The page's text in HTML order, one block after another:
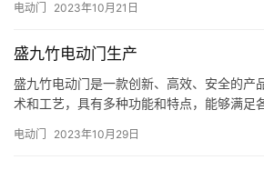
之相关的话题，为读者提供更全面的了解。
面： 1.尺寸：电动门伸缩门的尺寸是确定报
般来说…
电动门 2023年10月21日
盛九竹电动门生产
盛九竹电动门是一款创新、高效、安全的产
术和工艺，具有多种功能和特点，能够满足
电机，能够快速、稳定地推动门扇的运动，
电动门 2023年10月29日